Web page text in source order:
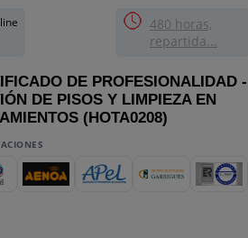
480 horas,
repartida...
DE PROFESIONALIDAD -
DE PISOS Y LIMPIEZA EN
(HOTA0208)